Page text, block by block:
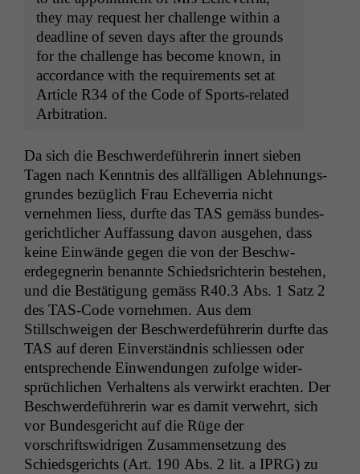
they may request her chal­lenge with­in a
dead­line of sev­en days after the grounds
for the chal­lenge has become known, in
accor­dance with the require­ments set at
Arti­cle R34 of the Code of Sports-relat­ed
Arbitration.
Da sich die Beschw­erde­führerin innert sieben
Tagen nach Ken­nt­nis des allfäl­li­gen Ablehnungs­
grun­des bezüglich Frau Echev­er­ria nicht
vernehmen liess, durfte das TAS gemäss bun­des­
gerichtlich­er Auf­fas­sung davon aus­ge­hen, dass
keine Ein­wände gegen die von der Beschw­
erdegeg­ner­in benan­nte Schied­srich­terin beste­hen,
und die Bestä­ti­gung gemäss R40.3 Abs. 1 Satz 2
des TAS-Code vornehmen. Aus dem
Stillschweigen der Beschw­erde­führerin durfte das
TAS auf deren Ein­ver­ständ­nis schliessen oder
entsprechende Ein­wen­dun­gen zufolge wider­
sprüch­lichen Ver­hal­tens als ver­wirkt eracht­en. Der
Beschw­erde­führerin war es damit ver­wehrt, sich
vor Bun­des­gericht auf die Rüge der
vorschriftswidri­gen Zusam­menset­zung des
Schieds­gerichts (Art. 190 Abs. 2 lit. a IPRG) zu